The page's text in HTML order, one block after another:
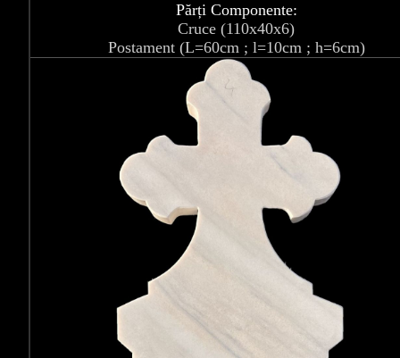
Părți Componente:
Cruce (110x40x6)
Postament (L=60cm ; l=10cm ; h=6cm)